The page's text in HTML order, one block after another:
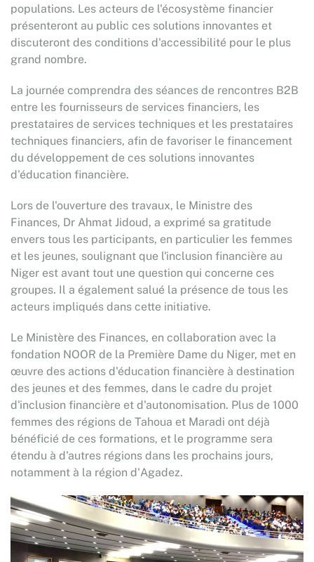
populations. Les acteurs de l'écosystème financier
présenteront au public ces solutions innovantes et
discuteront des conditions d'accessibilité pour le plus
grand nombre.
La journée comprendra des séances de rencontres B2B
entre les fournisseurs de services financiers, les
prestataires de services techniques et les prestataires
techniques financiers, afin de favoriser le financement
du développement de ces solutions innovantes
d'éducation financière.
Lors de l'ouverture des travaux, le Ministre des
Finances, Dr Ahmat Jidoud, a exprimé sa gratitude
envers tous les participants, en particulier les femmes
et les jeunes, soulignant que l'inclusion financière au
Niger est avant tout une question qui concerne ces
groupes. Il a également salué la présence de tous les
acteurs impliqués dans cette initiative.
Le Ministère des Finances, en collaboration avec la
fondation NOOR de la Première Dame du Niger, met en
œuvre des actions d'éducation financière à destination
des jeunes et des femmes, dans le cadre du projet
d'inclusion financière et d'autonomisation. Plus de 1000
femmes des régions de Tahoua et Maradi ont déjà
bénéficié de ces formations, et le programme sera
étendu à d'autres régions dans les prochains jours,
notamment à la région d'Agadez.